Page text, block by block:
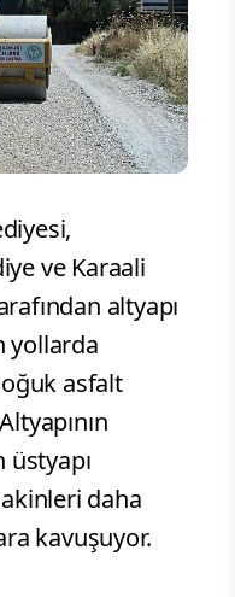
ve Karaali
altyapı
yollarda
asfalt
üstyapı
daha
kavuşuyor.